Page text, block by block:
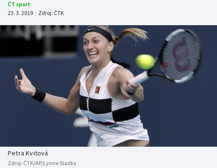
Atletika
Cyklistika
DALŠÍ SPORTY
Americký fotbal
Baseball a softbal
Biatlon
NEPŘEHLÉDNĚTE
Soutěže
Historické návraty
Aplikace ČT sport
ČT sport
23. 3. 2019 | Zdroj: ČTK
Petra Kvitová
Zdroj: ČTK/AP/Lynne Sladky